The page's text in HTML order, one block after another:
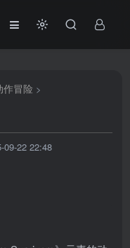
作冒险 >
09-22 22:48